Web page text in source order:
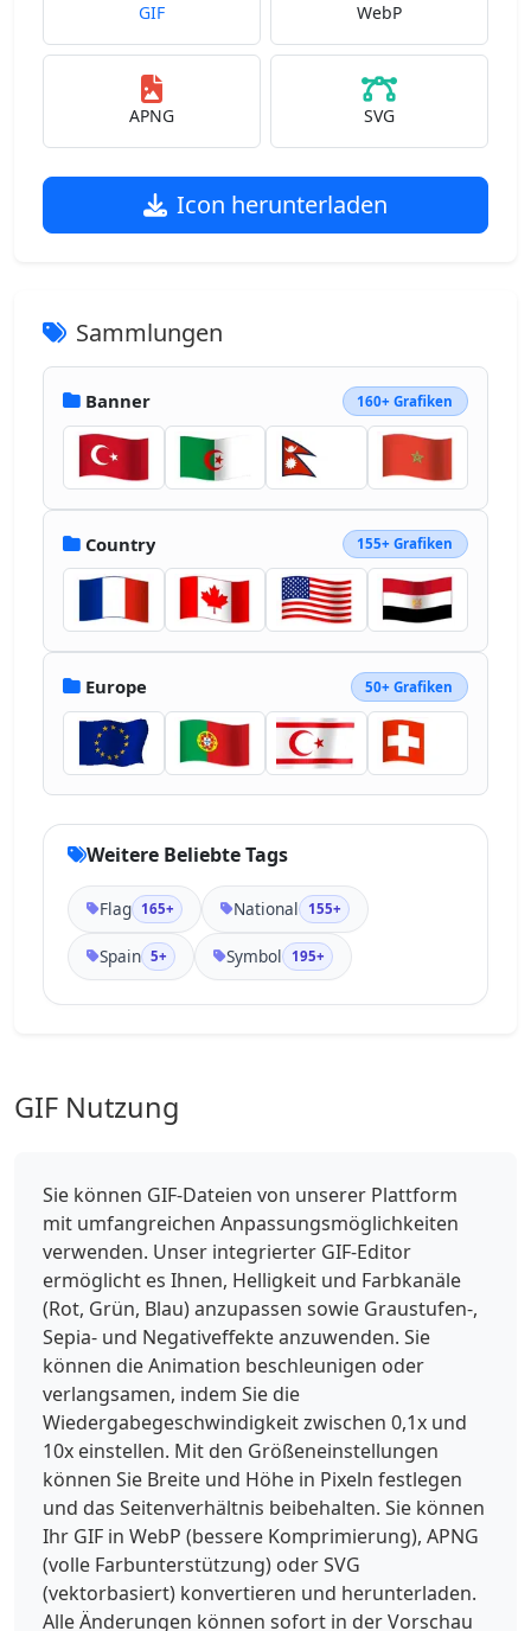
GIF WebP
APNG SVG
Icon herunterladen
Sammlungen
Banner 160+ Grafiken
Country 155+ Grafiken
Europe 50+ Grafiken
Weitere Beliebte Tags
Flag 165+ National 155+
Spain 5+ Symbol 195+
GIF Nutzung
Sie können GIF-Dateien von unserer Plattform
mit umfangreichen Anpassungsmöglichkeiten
verwenden. Unser integrierter GIF-Editor
ermöglicht es Ihnen, Helligkeit und Farbkanäle
(Rot, Grün, Blau) anzupassen sowie Graustufen-,
Sepia- und Negativeffekte anzuwenden. Sie
können die Animation beschleunigen oder
verlangsamen, indem Sie die
Wiedergabegeschwindigkeit zwischen 0,1x und
10x einstellen. Mit den Größeneinstellungen
können Sie Breite und Höhe in Pixeln festlegen
und das Seitenverhältnis beibehalten. Sie können
Ihr GIF in WebP (bessere Komprimierung), APNG
(volle Farbunterstützung) oder SVG
(vektorbasiert) konvertieren und herunterladen.
Alle Änderungen können sofort in der Vorschau